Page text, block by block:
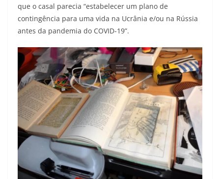
que o casal parecia “estabelecer um plano de
contingência para uma vida na Ucrânia e/ou na Rússia
antes da pandemia do COVID-19”.